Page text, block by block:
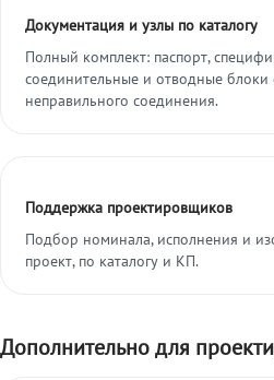
Документация и узлы по каталогу
Полный комплект: паспорт,
соединительные и отводные блоки
неправильного соединения.
Поддержка проектировщиков
Подбор номинала, исполнения и
проект, по каталогу и КП.
Дополнительно для